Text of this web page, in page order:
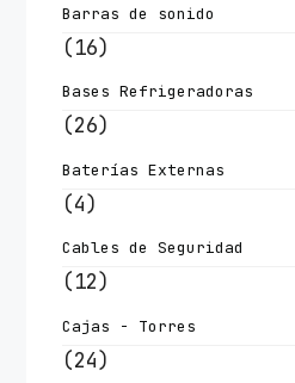
Barras de sonido
(16)
Bases Refrigeradoras
(26)
Baterías Externas
(4)
Cables de Seguridad
(12)
Cajas - Torres
(24)